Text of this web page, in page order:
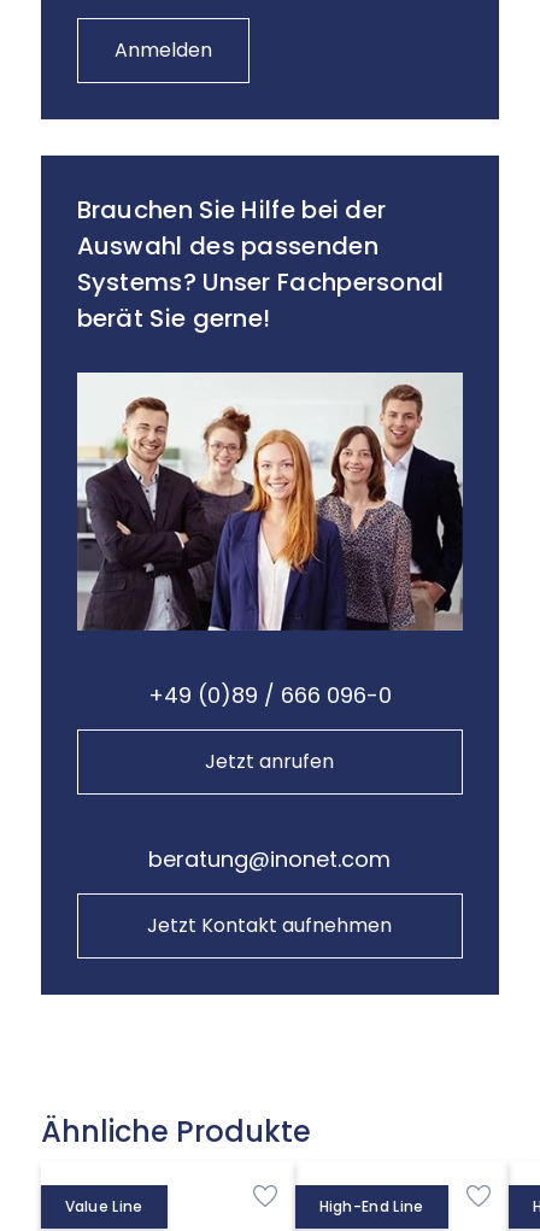
Anmelden
Brauchen Sie Hilfe bei der
Auswahl des passenden
Systems? Unser Fachpersonal
berät Sie gerne!
+49 (0)89 / 666 096-0
Jetzt anrufen
beratung@inonet.com
Jetzt Kontakt aufnehmen
Ähnliche Produkte
Value Line High-End Line